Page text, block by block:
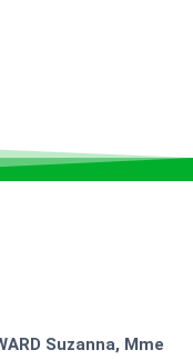
Suzanna, Mme